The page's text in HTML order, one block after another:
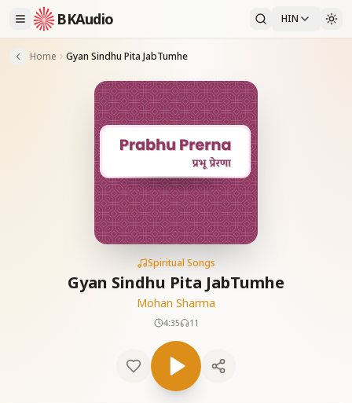
BKAudio HIN
Home Gyan Sindhu Pita JabTumhe
Spiritual Songs
Gyan Sindhu Pita JabTumhe
Mohan Sharma
4:35 11